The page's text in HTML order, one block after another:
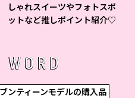
しゃれスイーツやフォトスポ
ットなど推しポイント紹介♡
ンティーンモデルの購入品